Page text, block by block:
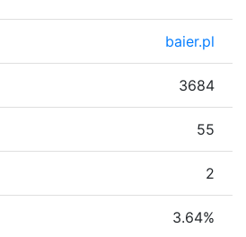
baier.pl
3684
55
2
3.64%